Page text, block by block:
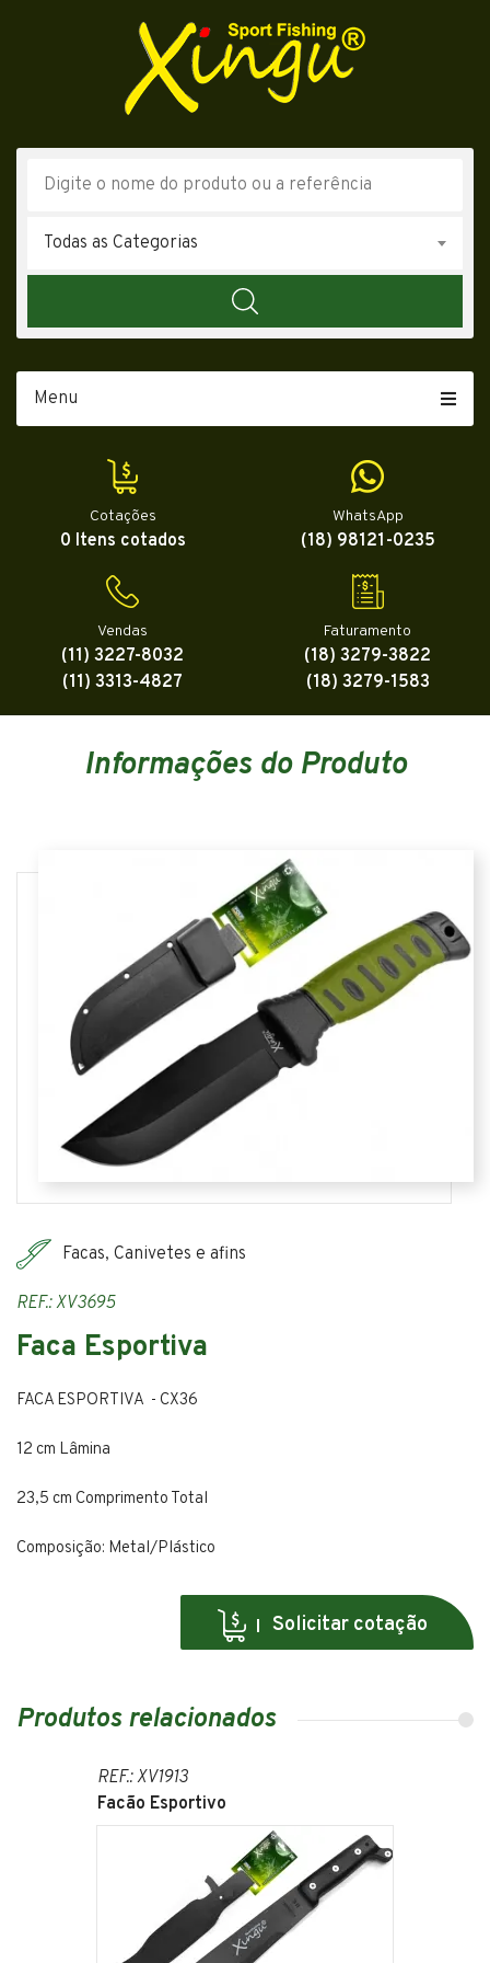
Todas as Categorias
Menu
Cotações
0 Itens cotados
WhatsApp
(18) 98121-0235
Vendas
(11) 3227-8032
(11) 3313-4827
Faturamento
(18) 3279-3822
(18) 3279-1583
Informações do Produto
Facas, Canivetes e afins
REF.: XV3695
Faca Esportiva
FACA ESPORTIVA - CX36
12 cm Lâmina
23,5 cm Comprimento Total
Composição: Metal/Plástico
Solicitar cotação
Produtos relacionados
REF.: XV1913
Facão Esportivo